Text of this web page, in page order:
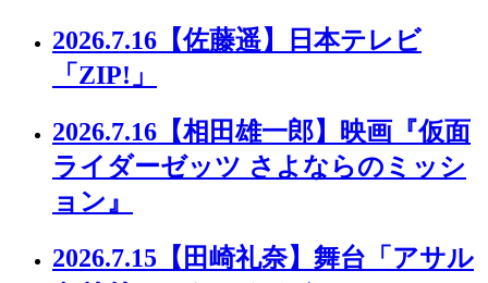
2026.7.16 【佐藤遥】日本テレビ
「ZIP!」
2026.7.16 【相田雄一郎】映画『仮面
ライダーゼッツ さよならのミッシ
ョン』
2026.7.15 【田崎礼奈】舞台「アサル